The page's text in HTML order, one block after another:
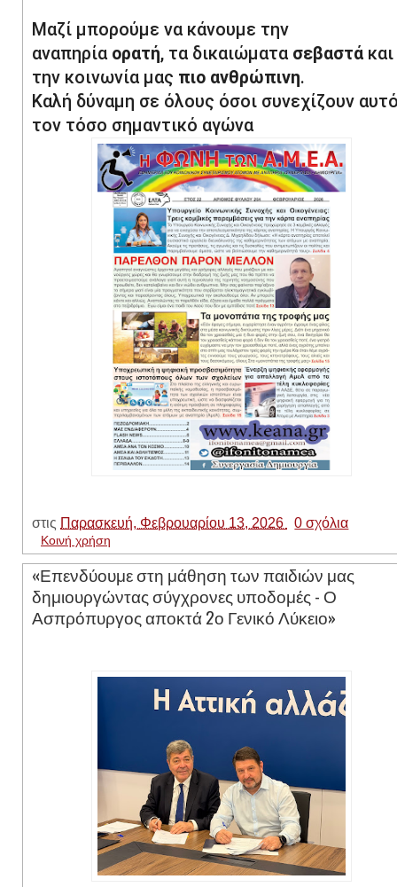
Μαζί μπορούμε να κάνουμε την
αναπηρία ορατή, τα δικαιώματα σεβαστά και
την κοινωνία μας πιο ανθρώπινη.
Καλή δύναμη σε όλους όσοι συνεχίζουν
τον τόσο σημαντικό αγώνα
στις Παρασκευή, Φεβρουαρίου 13, 2026 0 σχόλια
Κοινή χρήση
«Επενδύουμε στη μάθηση των παιδιών μας
δημιουργώντας σύγχρονες υποδομές - Ο
Ασπρόπυργος αποκτά 2ο Γενικό Λύκειο»